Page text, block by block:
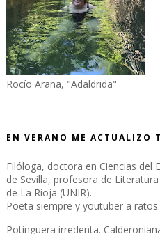
Rocío Arana, "Adaldrida"
EN VERANO ME ACTUALIZO
Filóloga, doctora en Ciencias del
de Sevilla, profesora de
de La Rioja (UNIR).
Poeta siempre y youtuber a ratos.
Potinguera irredenta.